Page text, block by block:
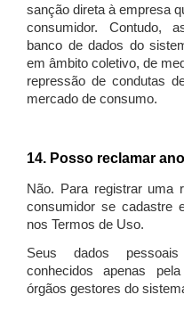
sanção direta à empresa
consumidor. Contudo,
banco de dados do
em âmbito coletivo, de
repressão de condutas
mercado de consumo.
14. Posso reclamar
Não. Para registrar uma
consumidor se cadastre
nos Termos de Uso.
Seus dados
conhecidos apenas
órgãos gestores do